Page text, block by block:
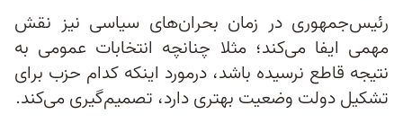
رئیس‌جمهوری در زمان بحران‌های سیاسی نیز نقش
مهمی ایفا می‌کند؛ مثلا چنانچه انتخابات عمومی به
نتیجه قاطع نرسیده باشد، درمورد اینکه کدام حزب برای
تشکیل دولت وضعیت بهتری دارد، تصمیم‌گیری می‌کند.